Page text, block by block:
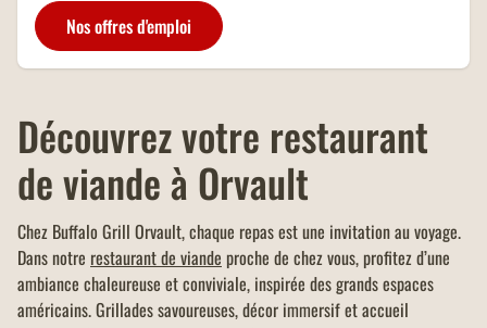
Nos offres d'emploi
Découvrez votre restaurant
de viande à Orvault
Chez Buffalo Grill Orvault, chaque repas est une invitation au voyage.
Dans notre restaurant de viande proche de chez vous, profitez d’une
ambiance chaleureuse et conviviale, inspirée des grands espaces
américains. Grillades savoureuses, décor immersif et accueil